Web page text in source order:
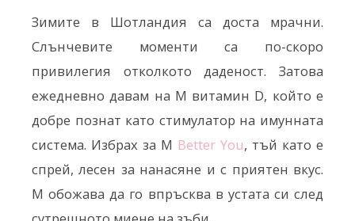
Зимите в Шотландия са доста мрачни.
Слънчевите моменти са по-скоро
привилегия отколкото даденост. Затова
ежедневно давам на М витамин D, който е
добре познат като стимулатор на имунната
система. Избрах за М Better You, тъй като е
спрей, лесен за нанасяне и с приятен вкус.
М обожава да го впръсква в устата си след